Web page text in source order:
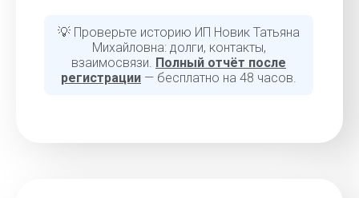
💡 Проверьте историю ИП Новик Татьяна
Михайловна: долги, контакты,
взаимосвязи. Полный отчёт после
регистрации — бесплатно на 48 часов.